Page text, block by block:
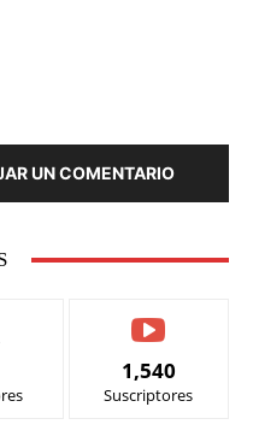
UN COMENTARIO
1,540
Suscriptores